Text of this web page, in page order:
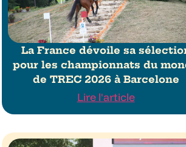
La France dévoile sa
pour les championnats du
de TREC 2026 à Barcelone
Lire l'article